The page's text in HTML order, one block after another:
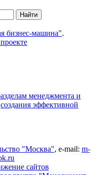
бизнес-машина".
менеджмента и
создания эффективной
"Москва", e-mail: m-
сайтов